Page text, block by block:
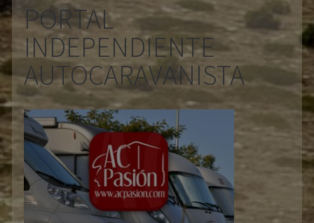
PORTAL
INDEPENDIENTE
AUTOCARAVANISTA